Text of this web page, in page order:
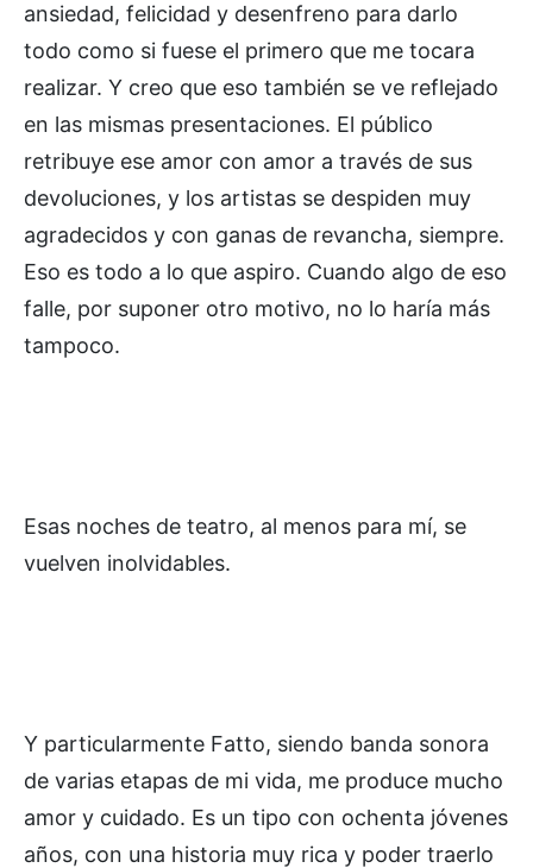
ansiedad, felicidad y desenfreno para darlo
todo como si fuese el primero que me tocara
realizar. Y creo que eso también se ve reflejado
en las mismas presentaciones. El público
retribuye ese amor con amor a través de sus
devoluciones, y los artistas se despiden muy
agradecidos y con ganas de revancha, siempre.
Eso es todo a lo que aspiro. Cuando algo de eso
falle, por suponer otro motivo, no lo haría más
tampoco.
Esas noches de teatro, al menos para mí, se
vuelven inolvidables.
Y particularmente Fatto, siendo banda sonora
de varias etapas de mi vida, me produce mucho
amor y cuidado. Es un tipo con ochenta jóvenes
años, con una historia muy rica y poder traerlo